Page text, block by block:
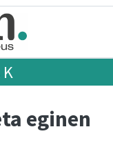
eginen